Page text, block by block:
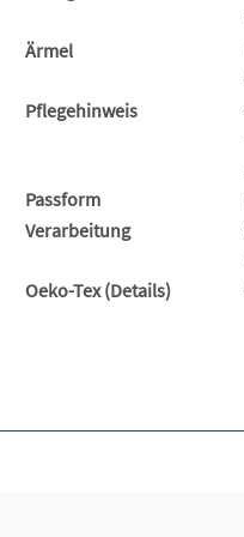
Ärmel
Pflegehinweis
Passform
Verarbeitung
Oeko-Tex (Details)